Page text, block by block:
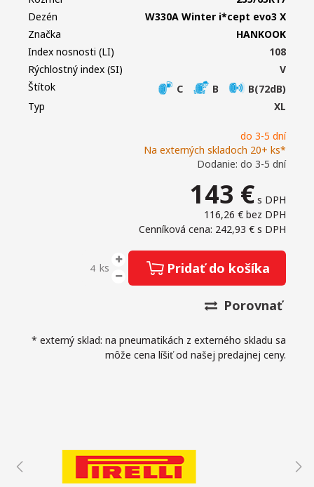
do 3-5 dní
Na externých skladoch 20+ ks*
Dodanie: do 3-5 dní
143 € s DPH
116,26 € bez DPH
Cenníková cena: 242,93 € s DPH
ks Pridať do košíka
Porovnať
* externý sklad: na pneumatikách z externého skladu sa
môže cena líšiť od našej predajnej ceny.
Dezén
W330A Winter i*cept evo3 X
Značka
HANKOOK
Index nosnosti (LI)
108
Rýchlostný index (SI)
V
Štítok
C B
B(72dB)
Typ
XL